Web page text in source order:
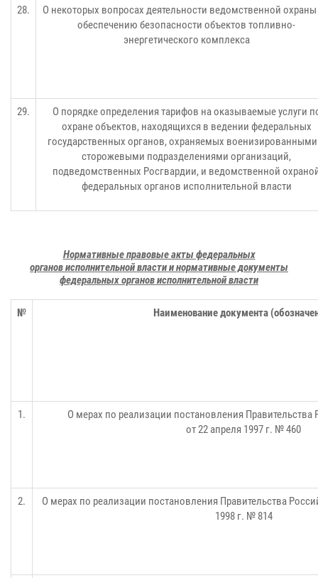
28.
О некоторых вопросах деятельности ведомственной
обеспечению безопасности объектов топливно-
энергетического комплекса
29.
О порядке определения тарифов на оказываемые услуги
охране объектов, находящихся в ведении федеральных
государственных органов, охраняемых
сторожевыми подразделениями организаций,
подведомственных Росгвардии, и ведомственной
федеральных органов исполнительной власти
Нормативные правовые акты федеральных
органовисполнительной власти и нормативные документы
федеральныхорганов исполнительной власти
№ Наименование документа
1.
О мерах по реализации постановления
от 22 апреля 1997 г. № 460
2.
О мерах по реализации постановления Правительства
1998 г. № 814